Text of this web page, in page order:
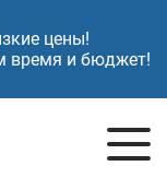
цены!
время и бюджет!